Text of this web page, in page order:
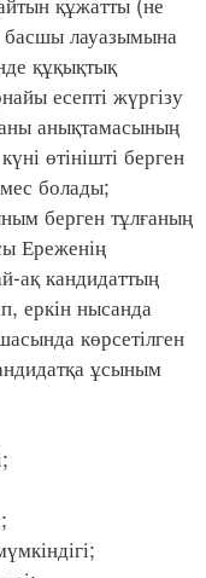
басшы лауазымына
құқықтық
есепті жүргізу
анықтамасының
өтінішті берген
болады;
берген тұлғаның
Ереженің
ақ кандидаттың
еркін нысанда
көрсетілген
ұсыным